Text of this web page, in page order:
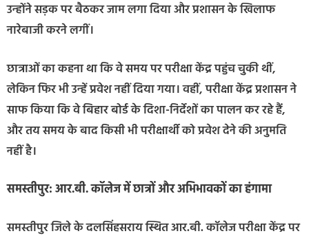
उन्होंने सड़क पर बैठकर जाम लगा दिया और प्रशासन के खिलाफ
नारेबाजी करने लगीं।
छात्राओं का कहना था कि वे समय पर परीक्षा केंद्र पहुंच चुकी थीं,
लेकिन फिर भी उन्हें प्रवेश नहीं दिया गया। वहीं, परीक्षा केंद्र प्रशासन ने
साफ किया कि वे बिहार बोर्ड के दिशा-निर्देशों का पालन कर रहे हैं,
और तय समय के बाद किसी भी परीक्षार्थी को प्रवेश देने की अनुमति
नहीं है।
समस्तीपुर: आर.बी. कॉलेज में छात्रों और अभिभावकों का हंगामा
समस्तीपुर जिले के दलसिंहसराय स्थित आर.बी. कॉलेज परीक्षा केंद्र पर